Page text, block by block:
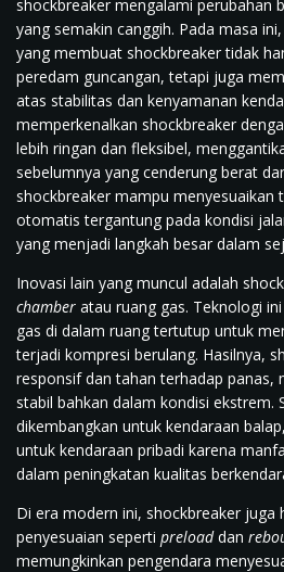
shockbreaker mengalami perubahan
yang semakin canggih. Pada masa
yang membuat shockbreaker tidak
peredam guncangan, tetapi juga
atas stabilitas dan kenyamanan
memperkenalkan shockbreaker
lebih ringan dan fleksibel,
sebelumnya yang cenderung berat
shockbreaker mampu menyesuaikan
otomatis tergantung pada kondisi
yang menjadi langkah besar dalam
Inovasi lain yang muncul adalah
chamber atau ruang gas. Teknologi
gas di dalam ruang tertutup untuk
terjadi kompresi berulang. Hasilnya,
responsif dan tahan terhadap panas,
stabil bahkan dalam kondisi ekstrem.
dikembangkan untuk kendaraan
untuk kendaraan pribadi karena
dalam peningkatan kualitas
Di era modern ini, shockbreaker
penyesuaian seperti preloaddan
memungkinkan pengendara